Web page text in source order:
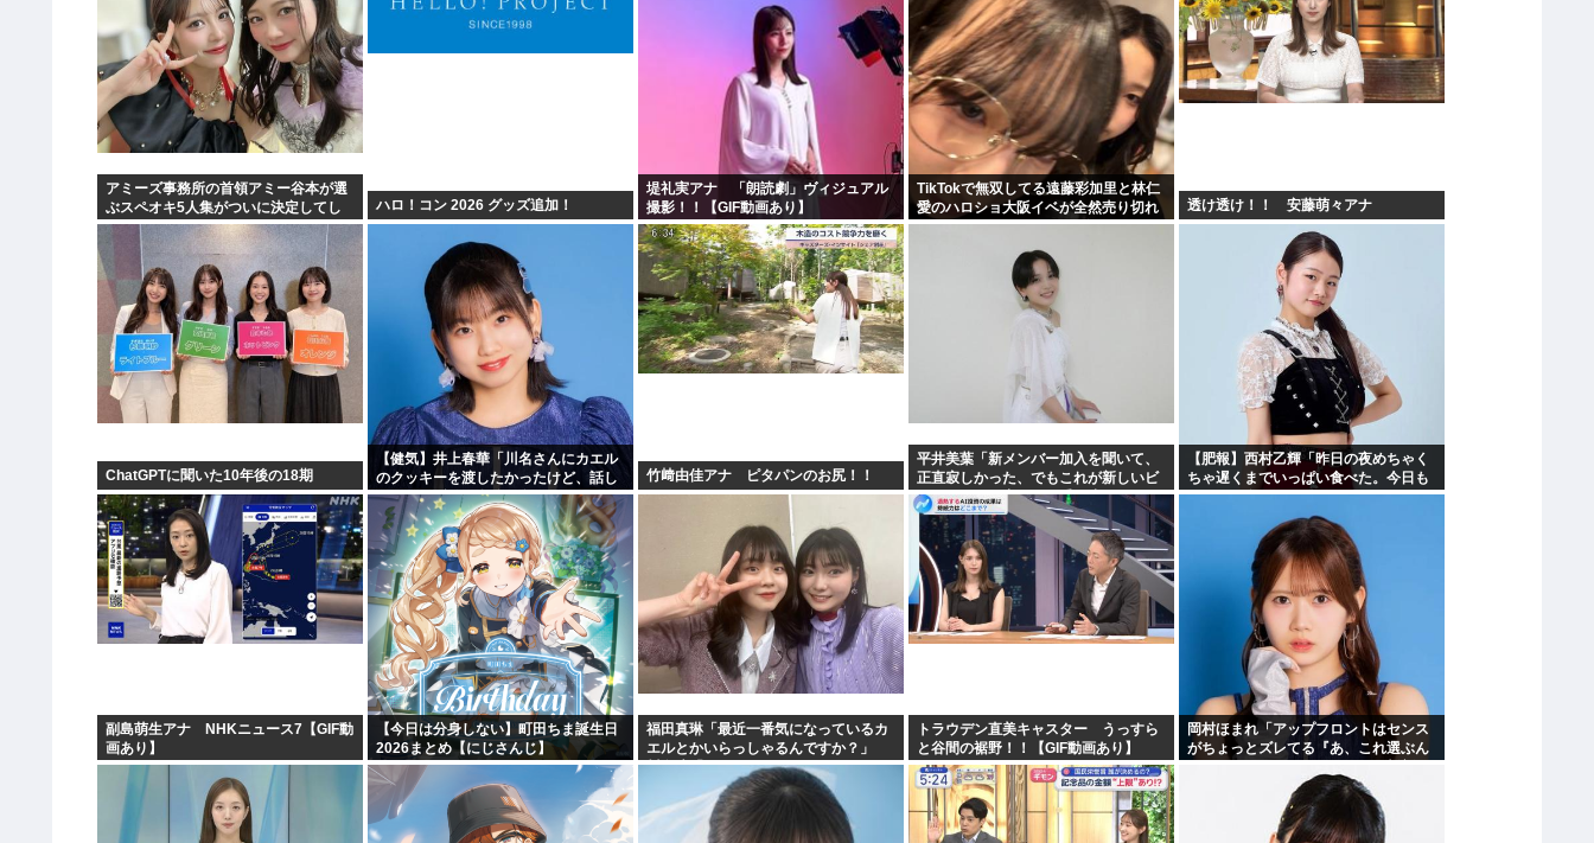
アミーズ事務所の首領アミー谷本が選
ぶスペオキ5人集がついに決定してし
まう
ハロ！コン 2026 グッズ追加！
堤礼実アナ 「朗読劇」ヴィジュアル
撮影！！【GIF動画あり】
TikTokで無双してる遠藤彩加里と林仁
愛のハロショ大阪イベが全然売り切れ
ないのは何故？ボトム2の有
透け透け！！ 安藤萌々アナ
ChatGPTに聞いた10年後の18期
【健気】井上春華「川名さんにカエル
のクッキーを渡したかったけど、話し
かけられず結局自分で食べた」
竹﨑由佳アナ ピタパンのお尻！！
平井美葉「新メンバー加入を聞いて、
正直寂しかった、でもこれが新しいビ
ヨなんだと、寂しさを受け止めるこ
【肥報】西村乙輝「昨日の夜めちゃく
ちゃ遅くまでいっぱい食べた。今日も
いっぱい食べてやる」
副島萌生アナ NHKニュース7【GIF動
画あり】
【今日は分身しない】町田ちま誕生日
2026まとめ【にじさんじ】
福田真琳「最近一番気になっているカ
エルとかいらっしゃるんですか？」
川名凜「それがいるんですよ」
トラウデン直美キャスター うっすら
と谷間の裾野！！【GIF動画あり】
岡村ほまれ「アップフロントはセンス
がちょっとズレてる『あ、これ選ぶん